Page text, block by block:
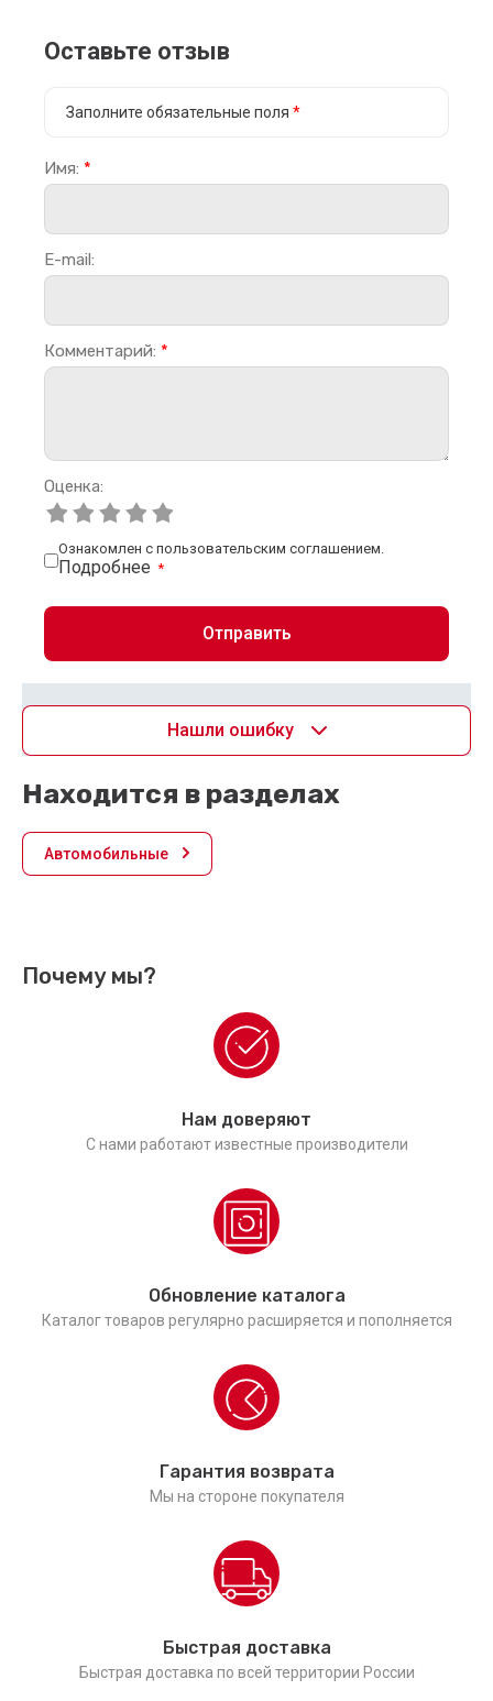
Оставьте отзыв
Заполните обязательные поля *
Имя: *
E-mail:
Комментарий: *
Оценка:
Ознакомлен с пользовательским соглашением.
Подробнее *
Отправить
Нашли ошибку
Находится в разделах
Автомобильные
Почему мы?
Нам доверяют
С нами работают известные производители
Обновление каталога
Каталог товаров регулярно расширяется и пополняется
Гарантия возврата
Мы на стороне покупателя
Быстрая доставка
Быстрая доставка по всей территории России